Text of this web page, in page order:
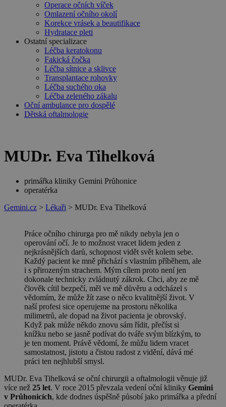
Operace očních víček
Omlazení očního okolí
Korekce vrásek a beautifikace
Hydratace pleti
Ostatní specializace
Léčba keratokonu
Fakická čočka
Léčba sítnice a sklivce
Transplantace rohovky
Léčba suchého oka
Léčba zeleného zákalu
Oční ambulance pro dospělé
Dětská oftalmologie
MUDr. Eva Tihelková
primářka kliniky Gemini Průhonice
operatérka
Gemini.cz > Lékaři > MUDr. Eva Tihelková
Práce očního chirurga pro mě nikdy nebyla jen o
operování očí. Je to možnost vracet lidem jeden z
nejkrásnějších darů, schopnost vidět svět kolem sebe.
Každý pacient ke mně přichází s vlastním příběhem, ale
i s přirozeným strachem. Mým cílem proto není jen
dokonale technicky zvládnutý zákrok. Chci, aby ze mě
člověk cítil bezpečí, měl ve mě důvěru a odcházel s
vědomím, že může žít zase o něco kvalitnější život. V
naší profesi sice operujeme na prostoru několika
milimetrů, ale dopad na život pacienta je obrovský.
Když pak může někdo znovu sám řídit, přečíst si
knížku nebo se jasně podívat do tváře svým blízkým, to
je ten moment. Právě vědomí, že můžu lidem vracet
samostatnost, jistotu a čistou radost z vidění, dává mé
práci ten nejhlubší smysl.
MUDr. Eva Tihelková se oční chirurgii a oftalmologii věnuje již
více než 25 let. V roce 2015 převzala vedení oční kliniky Gemini
v Průhonicích, kde dodnes úspěšně působí jako primářka a přední